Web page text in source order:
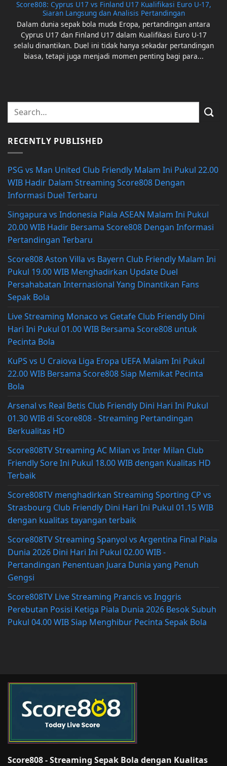
Score808: Cyprus U17 vs Finland U17 Kualifikasi Euro U-17,
Siaran Langsung dan Analisis Pertandingan
Dalam dunia sepak bola muda Eropa, pertandingan antara
Cyprus U17 dan Finland U17 dalam Kualifikasi Euro U-17
selalu dinantikan. Duel ini tidak hanya sekadar pertandingan
biasa, tetapi juga menjadi momen penting bagi para...
RECENTLY PUBLISHED
PSG vs Man United Club Friendly Malam Ini Pukul 22.00
WIB Hadir Dalam Streaming Score808 Dengan
Informasi Duel Terbaru
Singapura vs Indonesia Piala ASEAN Malam Ini Pukul
20.00 WIB Hadir Bersama Score808 Dengan Informasi
Pertandingan Terbaru
Score808 Aston Villa vs Bayern Club Friendly Malam Ini
Pukul 19.00 WIB Menghadirkan Update Duel
Persahabatan Internasional Yang Dinantikan Fans
Sepak Bola
Live Streaming Monaco vs Getafe Club Friendly Dini
Hari Ini Pukul 01.00 WIB Bersama Score808 untuk
Pecinta Bola
KuPS vs U Craiova Liga Eropa UEFA Malam Ini Pukul
22.00 WIB Bersama Score808 Siap Memikat Pecinta
Bola
Arsenal vs Real Betis Club Friendly Dini Hari Ini Pukul
01.30 WIB di Score808 - Streaming Pertandingan
Berkualitas HD
Score808TV Streaming AC Milan vs Inter Milan Club
Friendly Sore Ini Pukul 18.00 WIB dengan Kualitas HD
Terbaik
Score808TV menghadirkan Streaming Sporting CP vs
Strasbourg Club Friendly Dini Hari Ini Pukul 01.15 WIB
dengan kualitas tayangan terbaik
Score808TV Streaming Spanyol vs Argentina Final Piala
Dunia 2026 Dini Hari Ini Pukul 02.00 WIB -
Pertandingan Penentuan Juara Dunia yang Penuh
Gengsi
Score808TV Live Streaming Prancis vs Inggris
Perebutan Posisi Ketiga Piala Dunia 2026 Besok Subuh
Pukul 04.00 WIB Siap Menghibur Pecinta Sepak Bola
Score808 - Streaming Sepak Bola dengan Kualitas